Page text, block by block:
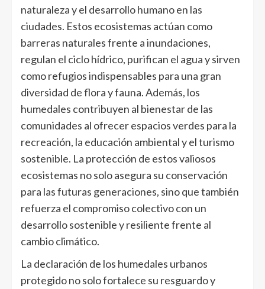
naturaleza y el desarrollo humano en las
ciudades. Estos ecosistemas actúan como
barreras naturales frente a inundaciones,
regulan el ciclo hídrico, purifican el agua y sirven
como refugios indispensables para una gran
diversidad de flora y fauna. Además, los
humedales contribuyen al bienestar de las
comunidades al ofrecer espacios verdes para la
recreación, la educación ambiental y el turismo
sostenible. La protección de estos valiosos
ecosistemas no solo asegura su conservación
para las futuras generaciones, sino que también
refuerza el compromiso colectivo con un
desarrollo sostenible y resiliente frente al
cambio climático.
La declaración de los humedales urbanos
protegido no solo fortalece su resguardo y